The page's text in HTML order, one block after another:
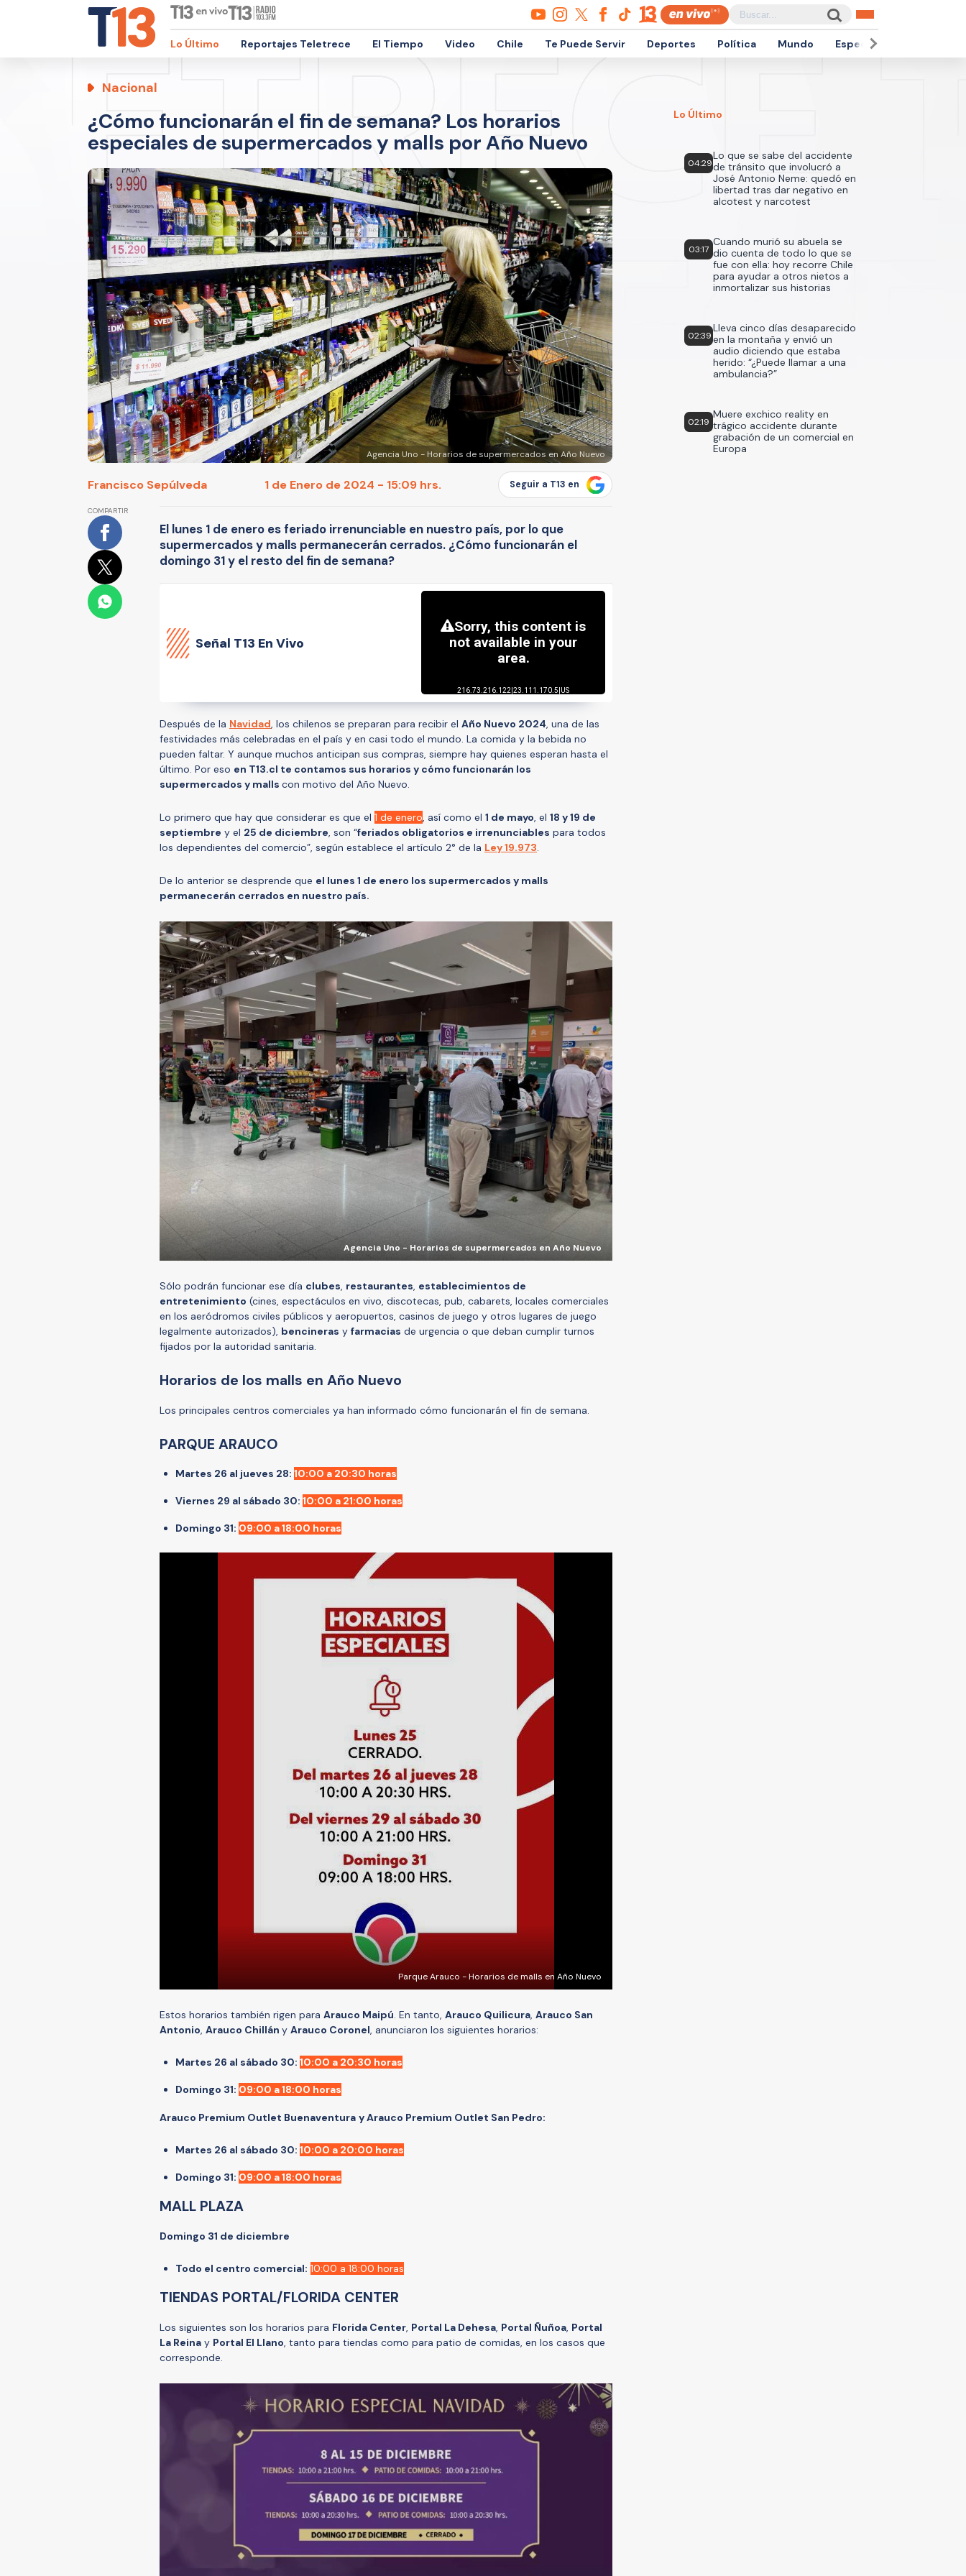
Lo Último Reportajes Teletrece El Tiempo Video Chile Te Puede Servir Deportes Política Mundo Espectáculos
Nacional
¿Cómo funcionarán el fin de semana? Los horarios
especiales de supermercados y malls por Año Nuevo
Agencia Uno - Horarios de supermercados en Año Nuevo
Francisco Sepúlveda 1 de Enero de 2024 - 15:09 hrs. Seguir a T13 en
COMPARTIR
El lunes 1 de enero es feriado irrenunciable en nuestro país, por lo que
supermercados y malls permanecerán cerrados. ¿Cómo funcionarán el
domingo 31 y el resto del fin de semana?
Señal T13 En Vivo
Después de la Navidad, los chilenos se preparan para recibir el Año Nuevo 2024, una de las
festividades más celebradas en el país y en casi todo el mundo. La comida y la bebida no
pueden faltar. Y aunque muchos anticipan sus compras, siempre hay quienes esperan hasta el
último. Por eso en T13.cl te contamos sus horarios y cómo funcionarán los
supermercados y malls con motivo del Año Nuevo.
Lo primero que hay que considerar es que el 1 de enero, así como el 1 de mayo, el 18 y 19 de
septiembre y el 25 de diciembre, son “feriados obligatorios e irrenunciables para todos
los dependientes del comercio”, según establece el artículo 2° de la Ley 19.973.
De lo anterior se desprende que el lunes 1 de enero los supermercados y malls
permanecerán cerrados en nuestro país.
Agencia Uno - Horarios de supermercados en Año Nuevo
Sólo podrán funcionar ese día clubes, restaurantes, establecimientos de
entretenimiento (cines, espectáculos en vivo, discotecas, pub, cabarets, locales comerciales
en los aeródromos civiles públicos y aeropuertos, casinos de juego y otros lugares de juego
legalmente autorizados), bencineras y farmacias de urgencia o que deban cumplir turnos
fijados por la autoridad sanitaria.
Horarios de los malls en Año Nuevo
Los principales centros comerciales ya han informado cómo funcionarán el fin de semana.
PARQUE ARAUCO
Martes 26 al jueves 28: 10:00 a 20:30 horas
Viernes 29 al sábado 30: 10:00 a 21:00 horas
Domingo 31: 09:00 a 18:00 horas
Parque Arauco - Horarios de malls en Año Nuevo
Estos horarios también rigen para Arauco Maipú. En tanto, Arauco Quilicura, Arauco San
Antonio, Arauco Chillán y Arauco Coronel, anunciaron los siguientes horarios:
Martes 26 al sábado 30: 10:00 a 20:30 horas
Domingo 31: 09:00 a 18:00 horas
Arauco Premium Outlet Buenaventura y Arauco Premium Outlet San Pedro:
Martes 26 al sábado 30: 10:00 a 20:00 horas
Domingo 31: 09:00 a 18:00 horas
MALL PLAZA
Domingo 31 de diciembre
Todo el centro comercial: 10:00 a 18:00 horas
TIENDAS PORTAL/FLORIDA CENTER
Los siguientes son los horarios para Florida Center, Portal La Dehesa, Portal Ñuñoa, Portal
La Reina y Portal El Llano, tanto para tiendas como para patio de comidas, en los casos que
corresponde.
Lo Último
04:29
Lo que se sabe del accidente
de tránsito que involucró a
José Antonio Neme: quedó en
libertad tras dar negativo en
alcotest y narcotest
03:17
Cuando murió su abuela se
dio cuenta de todo lo que se
fue con ella: hoy recorre Chile
para ayudar a otros nietos a
inmortalizar sus historias
02:39
Lleva cinco días desaparecido
en la montaña y envió un
audio diciendo que estaba
herido: “¿Puede llamar a una
ambulancia?”
02:19
Muere exchico reality en
trágico accidente durante
grabación de un comercial en
Europa